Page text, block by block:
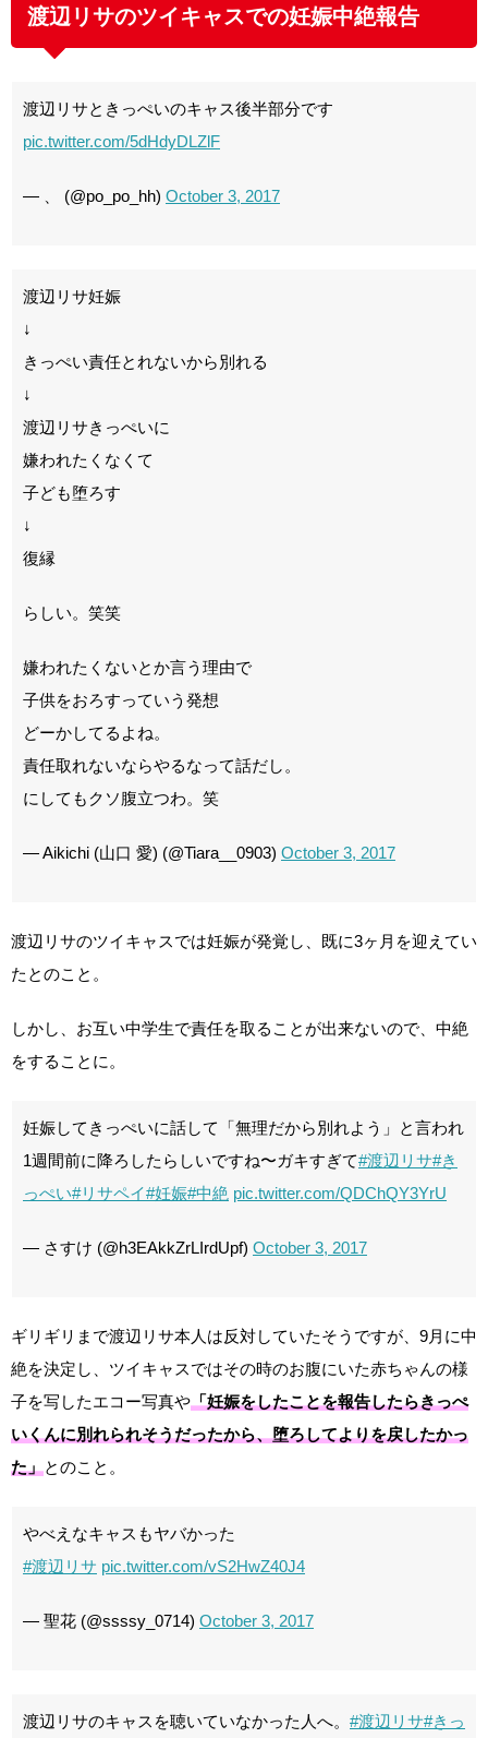
渡辺リサのツイキャスでの妊娠中絶報告
渡辺リサときっぺいのキャス後半部分です
pic.twitter.com/5dHdyDLZlF
— 、 (@po_po_hh) October 3, 2017
渡辺リサ妊娠
↓
きっぺい責任とれないから別れる
↓
渡辺リサきっぺいに
嫌われたくなくて
子ども堕ろす
↓
復縁
らしい。笑笑
嫌われたくないとか言う理由で
子供をおろすっていう発想
どーかしてるよね。
責任取れないならやるなって話だし。
にしてもクソ腹立つわ。笑
— Aikichi (山口 愛) (@Tiara__0903) October 3, 2017
渡辺リサのツイキャスでは妊娠が発覚し、既に3ヶ月を迎えてい
たとのこと。
しかし、お互い中学生で責任を取ることが出来ないので、中絶
をすることに。
妊娠してきっぺいに話して「無理だから別れよう」と言われ
1週間前に降ろしたらしいですね〜ガキすぎて#渡辺リサ#き
っぺい#リサペイ#妊娠#中絶 pic.twitter.com/QDChQY3YrU
— さすけ (@h3EAkkZrLIrdUpf) October 3, 2017
ギリギリまで渡辺リサ本人は反対していたそうですが、9月に中
絶を決定し、ツイキャスではその時のお腹にいた赤ちゃんの様
子を写したエコー写真や「妊娠をしたことを報告したらきっぺ
いくんに別れられそうだったから、堕ろしてよりを戻したかっ
た」とのこと。
やべえなキャスもヤバかった
#渡辺リサ pic.twitter.com/vS2HwZ40J4
— 聖花 (@ssssy_0714) October 3, 2017
渡辺リサのキャスを聴いていなかった人へ。 #渡辺リサ#きっ